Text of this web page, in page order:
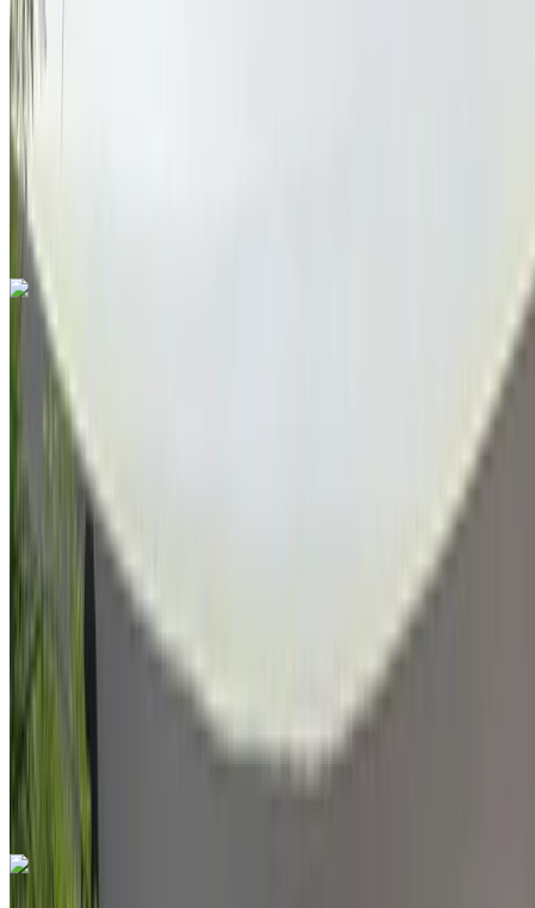
MAD 345,000
EMI
MAD 4,297
Aeropuerto de Menara, Marrakech
de Menara, Marrakech
¿Te gusta lo que ves?
Audi Q5 2.0 TDI Premium 2019
en venta en Marrakech: Negro SUV, Diesel Coche, Otro
Especificaciones, Auto 4-puerta
Aeropuerto de Menara, Marrakech
Aeropuerto
de Menara, Marrakech
2019
Otro Especificaciones
MAD 399,000
74441 km
Auto Transmisión
Negro color
Aeropuerto de Menara, Marrakech
de Menara, Marrakech
¿Te gusta lo que ves?